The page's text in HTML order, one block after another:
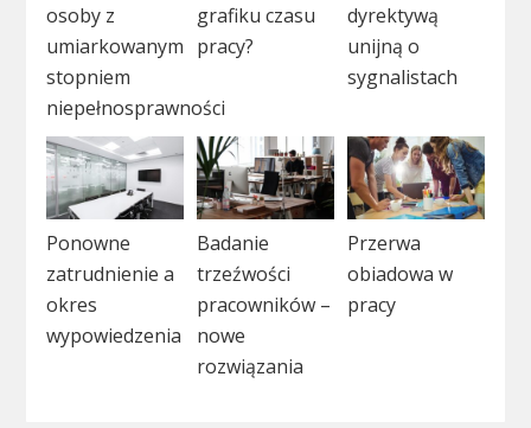
osoby z
umiarkowanym
stopniem
niepełnosprawności
grafiku czasu
pracy?
dyrektywą
unijną o
sygnalistach
Ponowne
zatrudnienie a
okres
wypowiedzenia
Badanie
trzeźwości
pracowników –
nowe
rozwiązania
Przerwa
obiadowa w
pracy